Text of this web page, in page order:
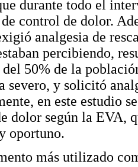
durante todo el
de control de dolor.
analgesia de
percibiendo,
del 50% de la
severo, y solicitó
en este estudio
dolor según la EVA,
oportuno.
más utilizado